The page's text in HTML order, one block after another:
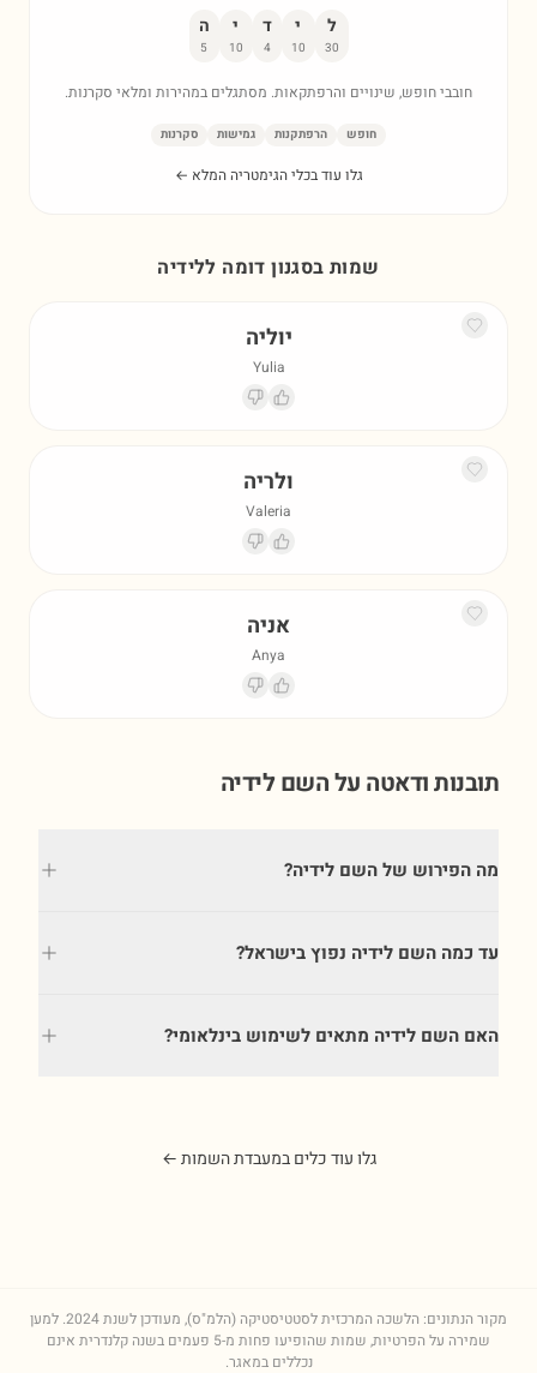
ל
30
י
10
ד
4
י
10
ה
5
חובבי חופש, שינויים והרפתקאות. מסתגלים במהירות ומלאי סקרנות.
חופש הרפתקנות גמישות סקרנות
גלו עוד בכלי הגימטריה המלא ←
שמות בסגנון דומה ללידיה
יוליה
Yulia
ולריה
Valeria
אניה
Anya
תובנות ודאטה על השםלידיה
מה הפירוש של השם לידיה?
עד כמה השם לידיה נפוץ בישראל?
האם השם לידיה מתאים לשימוש בינלאומי?
גלו עוד כלים במעבדת השמות ←
מקור הנתונים: הלשכה המרכזית לסטטיסטיקה (הלמ"ס), מעודכן לשנת2024. למען
שמירה על הפרטיות, שמות שהופיעו פחות מ-5 פעמים בשנה קלנדרית אינם
נכללים במאגר.